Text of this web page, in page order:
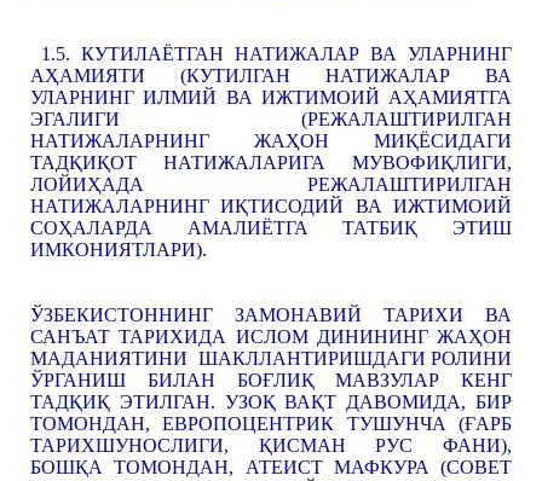
1.5. КУТИЛАЁТГАН НАТИЖАЛАР ВА УЛАРНИНГ
АҲАМИЯТИ (КУТИЛГАН НАТИЖАЛАР ВА
УЛАРНИНГ ИЛМИЙ ВА ИЖТИМОИЙ АҲАМИЯТГА
ЭГАЛИГИ (РЕЖАЛАШТИРИЛГАН
НАТИЖАЛАРНИНГ ЖАҲОН МИҚЁСИДАГИ
ТАДҚИҚОТ НАТИЖАЛАРИГА МУВОФИҚЛИГИ,
ЛОЙИҲАДА РЕЖАЛАШТИРИЛГАН
НАТИЖАЛАРНИНГ ИҚТИСОДИЙ ВА ИЖТИМОИЙ
СОҲАЛАРДА АМАЛИЁТГА ТАТБИҚ ЭТИШ
ИМКОНИЯТЛАРИ).
ЎЗБЕКИСТОННИНГ ЗАМОНАВИЙ ТАРИХИ ВА
САНЪАТ ТАРИХИДА ИСЛОМ ДИНИНИНГ ЖАҲОН
МАДАНИЯТИНИ ШАКЛЛАНТИРИШДАГИ РОЛИНИ
ЎРГАНИШ БИЛАН БОҒЛИҚ МАВЗУЛАР КЕНГ
ТАДҚИҚ ЭТИЛГАН. УЗОҚ ВАҚТ ДАВОМИДА, БИР
ТОМОНДАН, ЕВРОПОЦЕНТРИК ТУШУНЧА (ҒАРБ
ТАРИХШУНОСЛИГИ, ҚИСМАН РУС ФАНИ),
БОШҚА ТОМОНДАН, АТЕИСТ МАФКУРА (СОВЕТ